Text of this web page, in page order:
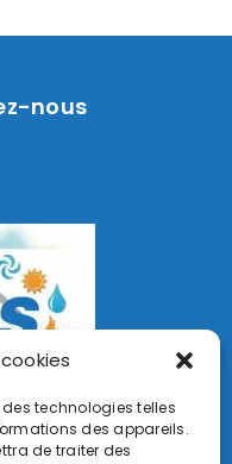
technologies telles
des appareils.
de traiter des
nous